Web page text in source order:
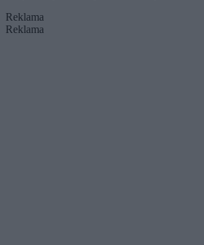
Reklama
Reklama